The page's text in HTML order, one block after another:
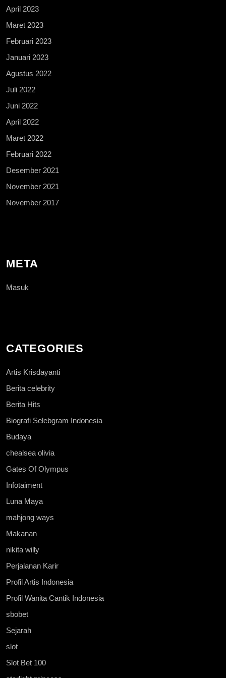
April 2023
Maret 2023
Februari 2023
Januari 2023
Agustus 2022
Juli 2022
Juni 2022
April 2022
Maret 2022
Februari 2022
Desember 2021
November 2021
November 2017
META
Masuk
CATEGORIES
Artis Krisdayanti
Berita celebrity
Berita Hits
Biografi Selebgram Indonesia
Budaya
chealsea olivia
Gates Of Olympus
Infotaiment
Luna Maya
mahjong ways
Makanan
nikita willy
Perjalanan Karir
Profil Artis Indonesia
Profil Wanita Cantik Indonesia
sbobet
Sejarah
slot
Slot Bet 100